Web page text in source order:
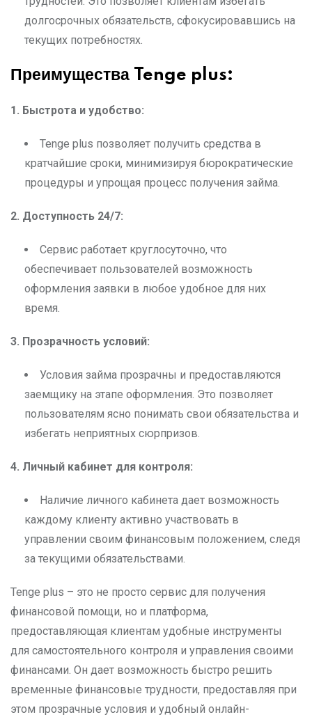
долгосрочных обязательств, сфокусировавшись на
текущих потребностях.
Преимущества Tenge plus:
1. Быстрота и удобство:
Tenge plus позволяет получить средства в
кратчайшие сроки, минимизируя бюрократические
процедуры и упрощая процесс получения займа.
2. Доступность 24/7:
Сервис работает круглосуточно, что
обеспечивает пользователей возможность
оформления заявки в любое удобное для них
время.
3. Прозрачность условий:
Условия займа прозрачны и предоставляются
заемщику на этапе оформления. Это позволяет
пользователям ясно понимать свои обязательства и
избегать неприятных сюрпризов.
4. Личный кабинет для контроля:
Наличие личного кабинета дает возможность
каждому клиенту активно участвовать в
управлении своим финансовым положением, следя
за текущими обязательствами.
Tenge plus – это не просто сервис для получения
финансовой помощи, но и платформа,
предоставляющая клиентам удобные инструменты
для самостоятельного контроля и управления своими
финансами. Он дает возможность быстро решить
временные финансовые трудности, предоставляя при
этом прозрачные условия и удобный онлайн-